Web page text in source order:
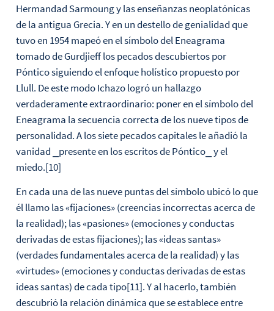
Hermandad Sarmoung y las enseñanzas neoplatónicas
de la antigua Grecia. Y en un destello de genialidad que
tuvo en 1954 mapeó en el símbolo del Eneagrama
tomado de Gurdjieff los pecados descubiertos por
Póntico siguiendo el enfoque holístico propuesto por
Llull. De este modo Ichazo logró un hallazgo
verdaderamente extraordinario: poner en el símbolo del
Eneagrama la secuencia correcta de los nueve tipos de
personalidad. A los siete pecados capitales le añadió la
vanidad ⎯presente en los escritos de Póntico⎯ y el
miedo.[10]
En cada una de las nueve puntas del símbolo ubicó lo que
él llamo las «fijaciones» (creencias incorrectas acerca de
la realidad); las «pasiones» (emociones y conductas
derivadas de estas fijaciones); las «ideas santas»
(verdades fundamentales acerca de la realidad) y las
«virtudes» (emociones y conductas derivadas de estas
ideas santas) de cada tipo[11]. Y al hacerlo, también
descubrió la relación dinámica que se establece entre